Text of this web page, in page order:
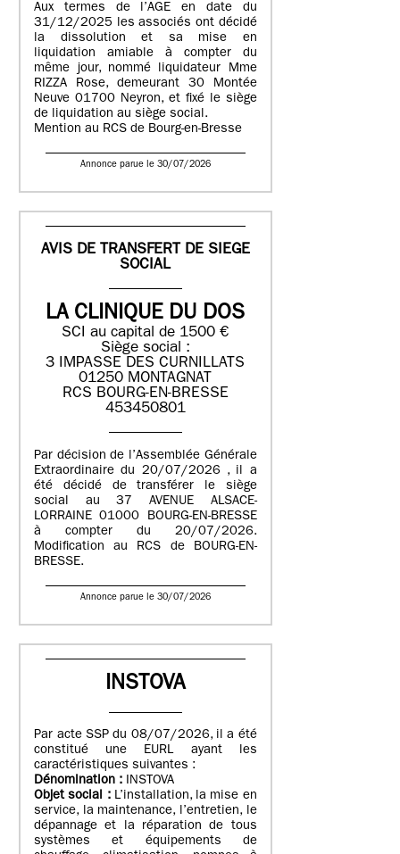
Aux termes de l’AGE en date du
31/12/2025 les associés ont décidé
la dissolution et sa mise en
liquidation amiable à compter du
même jour, nommé liquidateur Mme
RIZZA Rose, demeurant 30 Montée
Neuve 01700 Neyron, et fixé le siège
de liquidation au siège social.
Mention au RCS de Bourg-en-Bresse
Annonce parue le 30/07/2026
AVIS DE TRANSFERT DE SIEGE
SOCIAL
LA CLINIQUE DU DOS
SCI au capital de 1500 €
Siège social :
3 IMPASSE DES CURNILLATS
01250 MONTAGNAT
RCS BOURG-EN-BRESSE
453450801
Par décision de l’Assemblée Générale
Extraordinaire du 20/07/2026 , il a
été décidé de transférer le siège
social au 37 AVENUE ALSACE-
LORRAINE 01000 BOURG-EN-BRESSE
à compter du 20/07/2026.
Modification au RCS de BOURG-EN-
BRESSE.
Annonce parue le 30/07/2026
INSTOVA
Par acte SSP du 08/07/2026, il a été
constitué une EURL ayant les
caractéristiques suivantes :
Dénomination : INSTOVA
Objet social :L’installation, la mise en
service, la maintenance, l’entretien, le
dépannage et la réparation de tous
systèmes et équipements de